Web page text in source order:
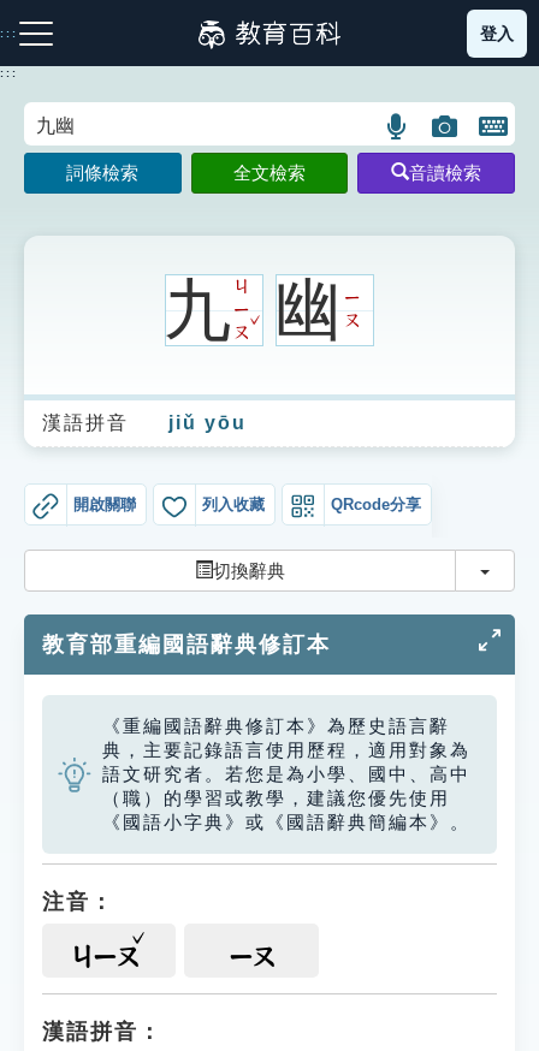
到
主
:::
注音索引圖示 筆畫索引圖示 部首索引表圖示
生字詞彙表
成語故事
索引選單
單字索引
生命大百科索引
遊戲專區
教學應用
貓頭鷹博士
登入
:::
語
言
搜
圖
片
搜
開
鍵
圖
詞條檢索 全文檢索 音讀檢索
九ㄐ
ㄧ
ㄡ
ˇ幽ㄧ
ㄡ
漢語拼音 jiǔ yōu
開啟關聯 列入收藏 QRcode分享
切換辭典 切換
教育部重編國語辭典修訂本
《重編國語辭典修訂本》為歷史語言辭
典，主要記錄語言使用歷程，適用對象為
語文研究者。若您是為小學、國中、高中
（職）的學習或教學，建議您優先使用
《國語小字典》或《國語辭典簡編本》。
注音：
ㄐㄧㄡ ㄧㄡ
漢語拼音：